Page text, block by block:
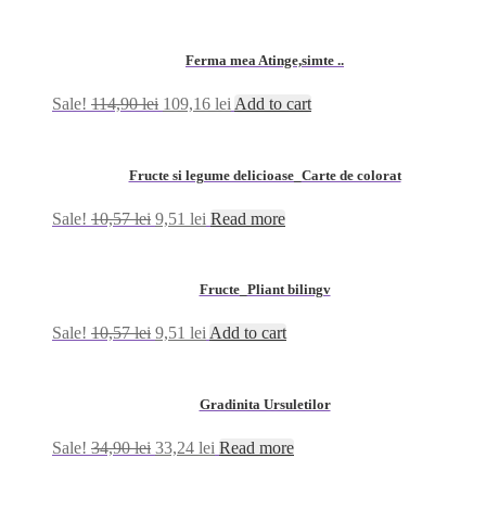
Ferma mea Atinge,simte ..
Sale! 114,90lei 109,16 lei Add to cart
Fructe si legume delicioase_Carte de colorat
Sale! 10,57lei 9,51 lei Read more
Fructe_Pliant bilingv
Sale! 10,57lei 9,51 lei Add to cart
Gradinita Ursuletilor
Sale! 34,90lei 33,24 lei Read more